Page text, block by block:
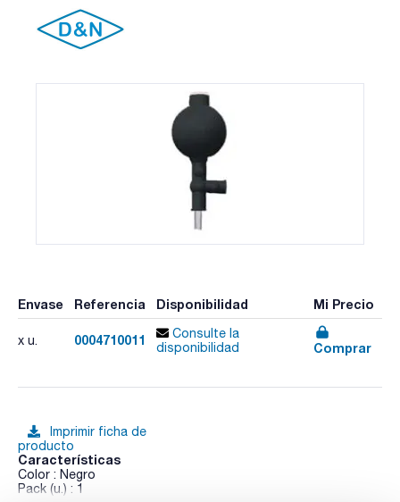
Envase Referencia Disponibilidad Mi Precio
x u. 0004710011
Consulte la
disponibilidad
Comprar
Imprimir ficha de
producto
Características
Color : Negro
Pack (u.) : 1